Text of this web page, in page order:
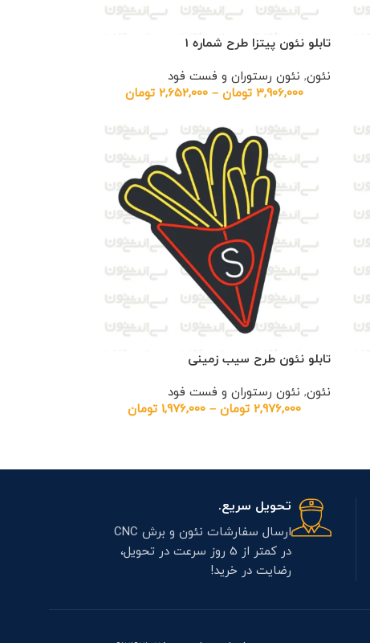
تابلو نئون پیتزا طرح شماره 1
نئون, نئون رستوران و فست فود
3,906,000 تومان –
2,652,000 تومان
تابلو نئون طرح سیب زمینی
نئون, نئون رستوران و فست فود
2,976,000 تومان –
1,976,000 تومان
تحویل سریع.
ارسال سفارشات نئون و برش CNC
در کمتر از 5 روز سرعت در تحویل،
رضایت در خرید!